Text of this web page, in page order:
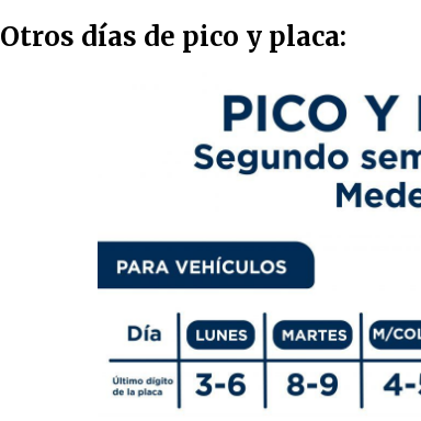
Otros días de pico y placa: